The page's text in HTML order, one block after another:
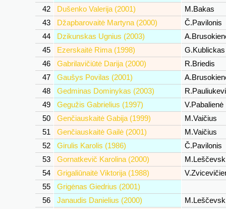
42
Dušenko Valerija (2001)
M.Bakas
43
Džapbarovaitė Martyna (2000)
Č.Pavilonis
44
Dzikunskas Ugnius (2003)
45
Ezerskaitė Rima (1998)
46
Gabrilavičiūtė Darija (2000)
R.Briedis
47
Gaušys Povilas (2001)
48
Gedminas Dominykas (2003)
49
Gegužis Gabrielius (1997)
V.Pabalienė
50
Genčiauskaitė Gabija (1999)
M.Vaičius
51
Genčiauskaitė Gailė (2001)
M.Vaičius
52
Girulis Karolis (1986)
Č.Pavilonis
53
Gornatkevič Karolina (2000)
54
Grigaliūnaitė Viktorija (1988)
55
Grigėnas Giedrius (2001)
56
Janaudis Danielius (2000)